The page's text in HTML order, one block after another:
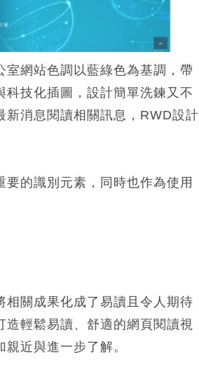
網站色調以藍綠色為基調，帶
技化插圖，設計簡單洗鍊又不
新消息閱讀相關訊息，RWD設計
的識別元素，同時也作為使用
關成果化成了易讀且令人期待
輕鬆易讀、舒適的網頁閱讀視
近與進一步了解。